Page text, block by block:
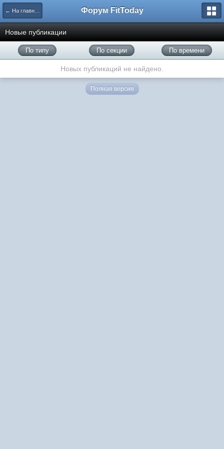
← На главную Форум FitToday
Новые публикации
По типу По секции По времени
Новых публикаций не найдено.
Полная версия